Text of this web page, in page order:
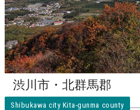
渋川市・北群馬郡
Shibukawa city Kita-gunma county
登録医一覧